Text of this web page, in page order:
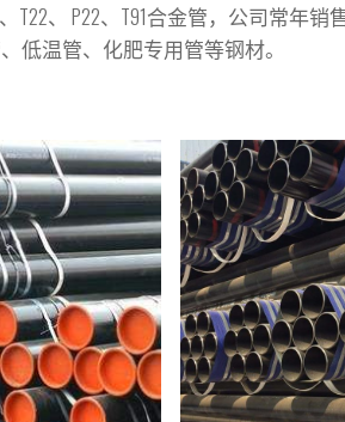
、T22、 P22、T91合金管，公司常
低温管、化肥专用管等钢材。